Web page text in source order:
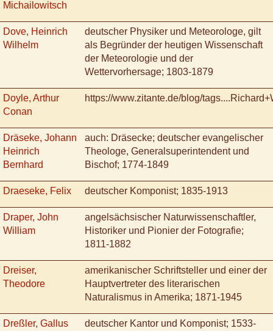
Michailowitsch
Dove, Heinrich
Wilhelm
deutscher Physiker und Meteorologe, gilt
als Begründer der heutigen Wissenschaft
der Meteorologie und der
Wettervorhersage; 1803-1879
Doyle, Arthur
Conan
https://www.zitante.de/blog/
Dräseke, Johann
Heinrich
Bernhard
auch: Dräsecke; deutscher evangelischer
Theologe, Generalsuperintendent und
Bischof; 1774-1849
Draeseke, Felix deutscher Komponist; 1835-1913
Draper, John
William
angelsächsischer Naturwissenschaftler,
Historiker und Pionier der Fotografie;
1811-1882
Dreiser,
Theodore
amerikanischer Schriftsteller und einer der
Hauptvertreter des literarischen
Naturalismus in Amerika; 1871-1945
Dreßler, Gallus
deutscher Kantor und Komponist; 1533-